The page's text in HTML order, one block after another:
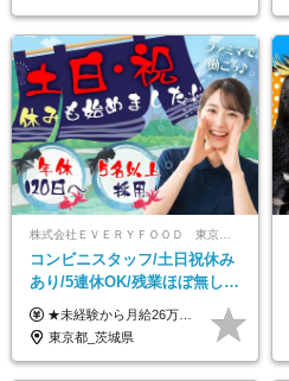
株式会社ＥＶＥＲＹＦＯＯＤ 東京本社
コンビニスタッフ/土日祝休み
あり/5連休OK/残業ほぼ無し/
賞与年2回/トイレ掃除・夜勤
無し/面接1回
★未経験から月給26万円スタート！ ★毎年1回（12月）の昇給＋賞与（年2回）で給与にしっかり反映！ 月給26万円＋賞与年2回＋交通費全額支給 ※リーダー・店長昇格後は基本給2万円UP＋役職手当支給 ※経験・スキルを考慮の上、決定します ※上記金額には固定残業代（21時間分・3万7300円以上）を含みます。超過分は別途全額支給します ※試用期間3ヶ月間あり（期間中の給与・待遇に差異はありません）
東京都_茨城県